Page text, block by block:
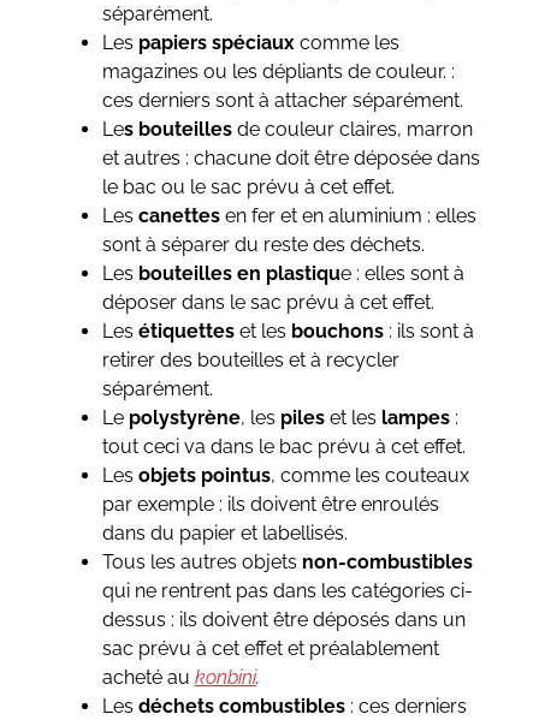
séparément.
Les papiers spéciauxcomme les
magazines ou les dépliants de couleur. :
ces derniers sont à attacher séparément.
Les bouteillesde couleur claires, marron
et autres : chacune doit être déposée dans
le bac ou le sac prévu à cet effet.
Les canettesen fer et en aluminium : elles
sont à séparer du reste des déchets.
Les bouteilles en plastique : elles sont à
déposer dans le sac prévu à cet effet.
Les étiquetteset les bouchons: ils sont à
retirer des bouteilles et à recycler
séparément.
Lepolystyrène, les pileset les lampes:
tout ceci va dans le bac prévu à cet effet.
Les objets pointus, comme les couteaux
par exemple : ils doivent être enroulés
dans du papier et labellisés.
Tous les autres objets non-combustibles
qui ne rentrent pas dans les catégories ci-
dessus : ils doivent être déposés dans un
sac prévu à cet effet et préalablement
acheté au konbini.
Les déchets combustibles: ces derniers